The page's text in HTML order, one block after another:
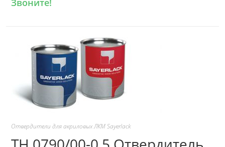
Звоните!
Отвердители для акриловых ЛКМ Sayerlack